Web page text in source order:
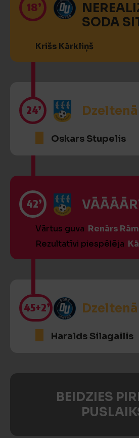
18’
SODA
Krišs Kārkliņš
24’
Oskars Stupelis
42’
Vārtus guva Renārs
Rezultatīvi piespēlēja
45+2’
Haralds Silagailis
BEIDZIES